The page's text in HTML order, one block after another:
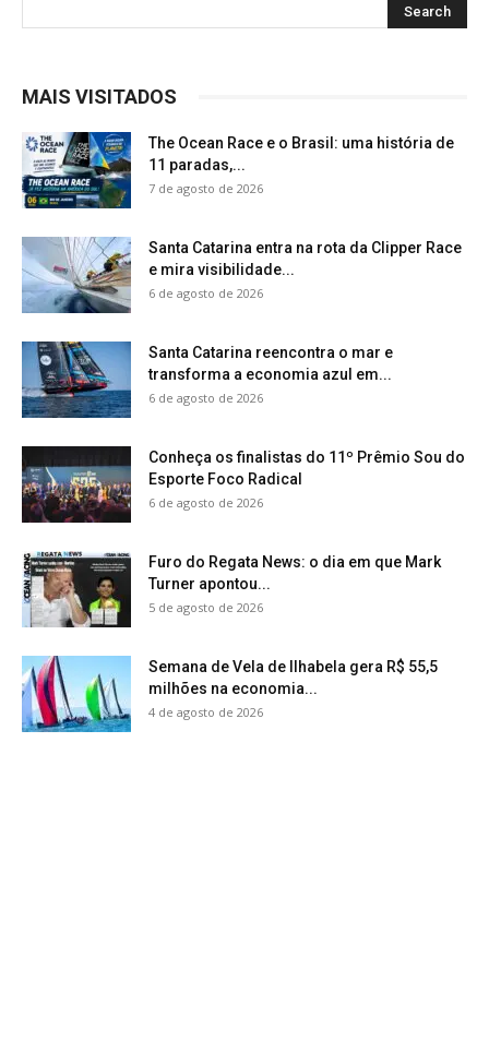
MAIS VISITADOS
The Ocean Race e o Brasil: uma história de
11 paradas,...
7 de agosto de 2026
Santa Catarina entra na rota da Clipper Race
e mira visibilidade...
6 de agosto de 2026
Santa Catarina reencontra o mar e
transforma a economia azul em...
6 de agosto de 2026
Conheça os finalistas do 11º Prêmio Sou do
Esporte Foco Radical
6 de agosto de 2026
Furo do Regata News: o dia em que Mark
Turner apontou...
5 de agosto de 2026
Semana de Vela de Ilhabela gera R$ 55,5
milhões na economia...
4 de agosto de 2026